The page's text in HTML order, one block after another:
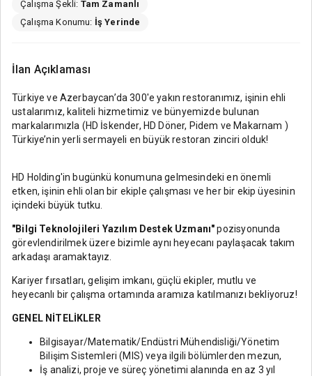
Çalışma Şekli: Tam Zamanlı
Çalışma Konumu: İş Yerinde
İlan Açıklaması
Türkiye ve Azerbaycan’da 300'e yakın restoranımız, işinin ehli
ustalarımız, kaliteli hizmetimiz ve bünyemizde bulunan
markalarımızla (HD İskender, HD Döner, Pidem ve Makarnam )
Türkiye’nin yerli sermayeli en büyük restoran zinciri olduk!
HD Holding'in bugünkü konumuna gelmesindeki en önemli
etken, işinin ehli olan bir ekiple çalışması ve her bir ekip üyesinin
içindeki büyük tutku.
"Bilgi Teknolojileri Yazılım Destek Uzmanı"pozisyonunda
görevlendirilmek üzere bizimle aynı heyecanı paylaşacak takım
arkadaşı aramaktayız.
Kariyer fırsatları, gelişim imkanı, güçlü ekipler, mutlu ve
heyecanlı bir çalışma ortamında aramıza katılmanızı bekliyoruz!
GENEL NİTELİKLER
Bilgisayar/Matematik/Endüstri Mühendisliği/Yönetim
Bilişim Sistemleri (MIS) veya ilgili bölümlerden mezun,
İş analizi, proje ve süreç yönetimi alanında en az 3 yıl